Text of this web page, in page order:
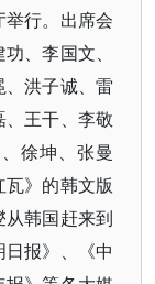
行。出席会
、李国文、
洪子诚、雷
王干、李敬
徐坤、张曼
》的韩文版
韩国赶来到
报》、《中